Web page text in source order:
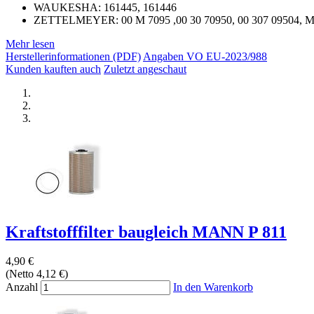
WAUKESHA: 161445, 161446
ZETTELMEYER: 00 M 7095 ,00 30 70950, 00 307 09504,
Mehr lesen
Herstellerinformationen (PDF) Angaben VO EU-2023/988
Kunden kauften auch Zuletzt angeschaut
Kraftstofffilter baugleich MANN P 811
4,90 €
(Netto 4,12 €)
Anzahl
In den Warenkorb